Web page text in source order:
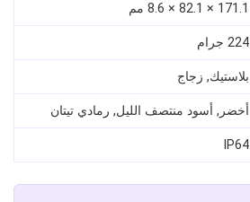
171.1 × 82.1 × 8.6 مم
224 جرام
بلاستيك, زجاج
أخضر, أسود منتصف الليل, رمادي تيتان
IP64